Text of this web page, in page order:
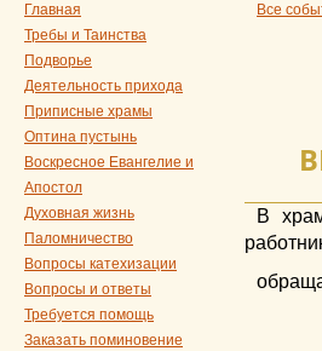
Главная
Требы и Таинства
Подворье
Деятельность прихода
Приписные храмы
Оптина пустынь
Воскресное Евангелие и
Апостол
Духовная жизнь
Паломничество
Вопросы катехизации
Вопросы и ответы
Требуется помощь
Заказать поминовение
Все
В